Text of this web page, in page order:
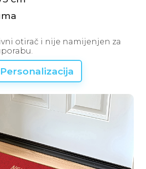
otirač i nije namijenjen za
Personalizacija